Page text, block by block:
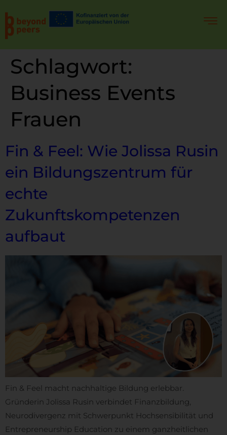
Schlagwort:
Business Events
Frauen
Fin & Feel: Wie Jolissa Rusin
ein Bildungszentrum für
echte
Zukunftskompetenzen
aufbaut
Fin & Feel macht nachhaltige Bildung erlebbar.
Gründerin Jolissa Rusin verbindet Finanzbildung,
Neurodivergenz mit Schwerpunkt Hochsensibilität und
Entrepreneurship Education zu einem ganzheitlichen